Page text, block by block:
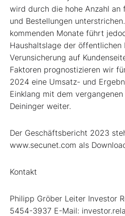
wird durch die hohe Anzahl an
und Bestellungen
kommenden Monate führt
Haushaltslage der öffentlichen
Verunsicherung auf
Faktoren prognostizieren wir
2024 eine Umsatz- und
Einklang mit dem
Deininger weiter.
Der Geschäftsbericht 2023
www.secunet.com als
Kontakt
Philipp Gröber Leiter Investor
5454-3937 E-Mail: